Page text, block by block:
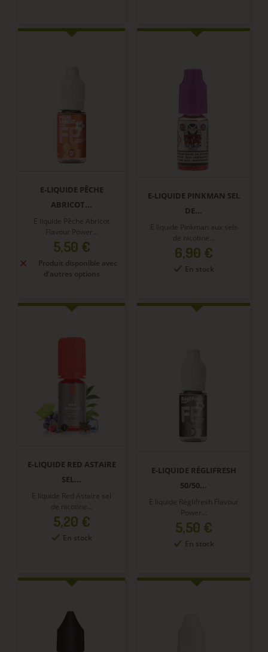
E-LIQUIDE PÊCHE
ABRICOT...
E liquide Pêche Abricot
Flavour Power...
Prix
5,50 €
Produit disponible avec
d'autres options
E-LIQUIDE PINKMAN SEL
DE...
E liquide Pinkman aux sels
de nicotine...
Prix
6,90 €
En stock
E-LIQUIDE RED ASTAIRE
SEL...
E liquide Red Astaire sel
de nicotine...
Prix
5,20 €
En stock
E-LIQUIDE RÉGLIFRESH
50/50...
E liquide Réglifresh Flavour
Power...
Prix
5,50 €
En stock